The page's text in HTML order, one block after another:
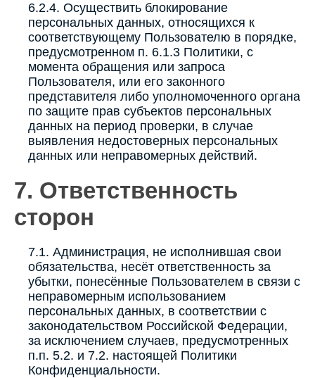
6.2.4. Осуществить блокирование
персональных данных, относящихся к
соответствующему Пользователю в порядке,
предусмотренном п. 6.1.3 Политики, с
момента обращения или запроса
Пользователя, или его законного
представителя либо уполномоченного органа
по защите прав субъектов персональных
данных на период проверки, в случае
выявления недостоверных персональных
данных или неправомерных действий.
7. Ответственность
сторон
7.1. Администрация, не исполнившая свои
обязательства, несёт ответственность за
убытки, понесённые Пользователем в связи с
неправомерным использованием
персональных данных, в соответствии с
законодательством Российской Федерации,
за исключением случаев, предусмотренных
п.п. 5.2. и 7.2. настоящей Политики
Конфиденциальности.